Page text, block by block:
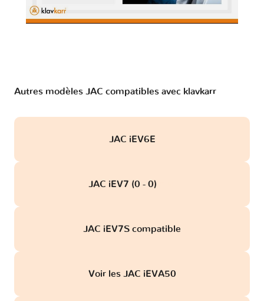
Autres modèles JAC compatibles avec klavkarr
JAC iEV6E
JAC iEV7 (0 - 0)
JAC iEV7S compatible
Voir les JAC iEVA50